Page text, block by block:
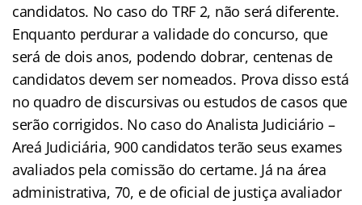
candidatos. No caso do TRF 2, não será diferente.
Enquanto perdurar a validade do concurso, que
será de dois anos, podendo dobrar, centenas de
candidatos devem ser nomeados. Prova disso está
no quadro de discursivas ou estudos de casos que
serão corrigidos. No caso do Analista Judiciário –
Areá Judiciária, 900 candidatos terão seus exames
avaliados pela comissão do certame. Já na área
administrativa, 70, e de oficial de justiça avaliador